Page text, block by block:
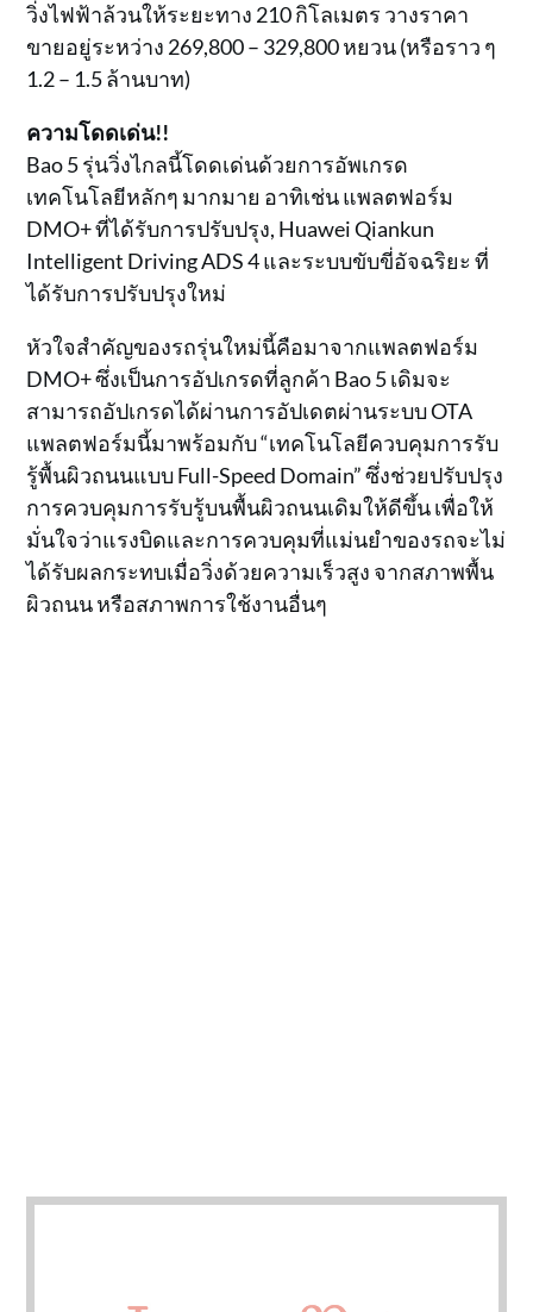
วิ่งไฟฟ้าล้วนให้ระยะทาง 210 กิโลเมตร วางราคา
ขายอยู่ระหว่าง 269,800 – 329,800 หยวน (หรือราว ๆ
1.2 – 1.5 ล้านบาท)
ความโดดเด่น!!
Bao 5 รุ่นวิ่งไกลนี้โดดเด่นด้วยการอัพเกรด
เทคโนโลยีหลักๆ มากมาย อาทิเช่น แพลตฟอร์ม
DMO+ ที่ได้รับการปรับปรุง, Huawei Qiankun
Intelligent Driving ADS 4 และระบบขับขี่อัจฉริยะ ที่
ได้รับการปรับปรุงใหม่
หัวใจสำคัญของรถรุ่นใหม่นี้คือมาจากแพลตฟอร์ม
DMO+ ซึ่งเป็นการอัปเกรดที่ลูกค้า Bao 5 เดิมจะ
สามารถอัปเกรดได้ผ่านการอัปเดตผ่านระบบ OTA
แพลตฟอร์มนี้มาพร้อมกับ “เทคโนโลยีควบคุมการรับ
รู้พื้นผิวถนนแบบ Full-Speed ​​Domain” ซึ่งช่วยปรับปรุง
การควบคุมการรับรู้บนพื้นผิวถนนเดิมให้ดีขึ้น เพื่อให้
มั่นใจว่าแรงบิดและการควบคุมที่แม่นยำของรถจะไม่
ได้รับผลกระทบเมื่อวิ่งด้วยความเร็วสูง จากสภาพพื้น
ผิวถนน หรือสภาพการใช้งานอื่นๆ